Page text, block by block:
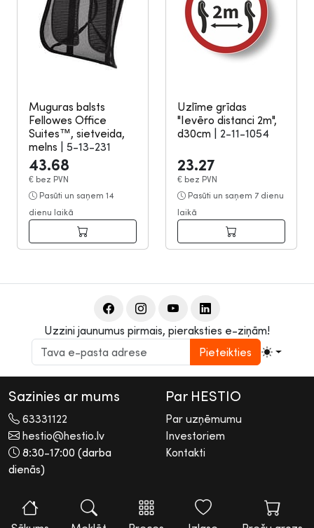
Muguras balsts
Fellowes Office
Suites™, sietveida,
melns
5-13-231
43.68
€ bez PVN
Pasūti un saņem 14
dienu laikā
Uzlīme grīdas
"Ievēro distanci 2m",
d30cm
2-11-1054
23.27
€ bez PVN
Pasūti un saņem 7 dienu
laikā
Uzzini jaunumus pirmais, pieraksties e-ziņām!
Pieteikties
Sazinies ar mums
63331122
hestio@hestio.lv
8:30-17:00 (darba
dienās)
Par HESTIO
Par uzņēmumu
Investoriem
Kontakti
2026 © Hestio AS
Visas tiesības rezervētas. Informācijas pārpublicēšana bez